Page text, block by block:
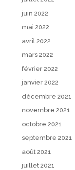
juin 2022
mai 2022
avril 2022
mars 2022
février 2022
janvier 2022
décembre 2021
novembre 2021
octobre 2021
septembre 2021
août 2021
juillet 2021